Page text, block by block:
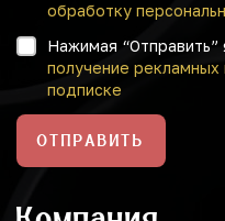
обработку
Нажимая “Отправить”
получение рекламных
подписке
ОТПРАВИТЬ